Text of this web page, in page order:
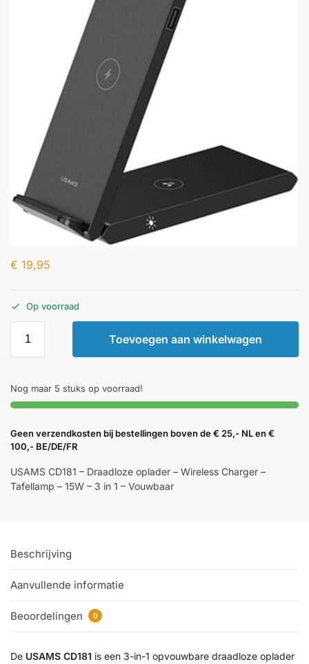
€ 19,95
Op voorraad
Toevoegen aan winkelwagen
Nog maar 5 stuks op voorraad!
Geen verzendkosten bij bestellingen boven de € 25,- NL en €
100,- BE/DE/FR
USAMS CD181 – Draadloze oplader – Wireless Charger –
Tafellamp – 15W – 3 in 1 – Vouwbaar
Beschrijving
Aanvullende informatie
Beoordelingen 0
De USAMS CD181 is een 3-in-1 opvouwbare draadloze oplader